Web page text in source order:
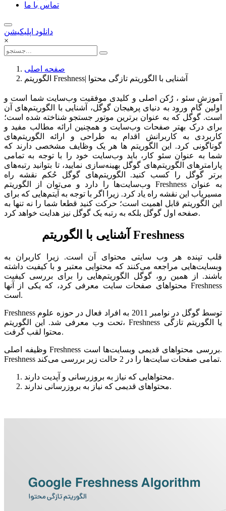
تماس با ما
دانلود اپلیکیشن
×
صفحه اصلی
الگوریتم Freshness| آشنایی با الگوریتم تازگی محتوا
آموزش سئو ، رُکن اصلی و کلیدی موفقیت وب‌سایت شما است و
اولین گام ورود به دنیای پرهیجان گوگل، آشنایی با الگوریتم‌های آن
است. گوگل که به عنوان برترین موتور جستجو شناخته شده است؛
برای درک بهتر صفحات وب‌سایت و همچنین ارائه مطالب مفید و
کاربردی به کاربرانش اقدام به طراحی و ارائه الگوریتم‌های
گوناگونی کرد. این الگوریتم ها هر یک وظایف مشخصی دارند که
شما به عنوان سئو کار، باید وب‌سایت خود را با توجه به تمامی
پارامترهای الگوریتم‌های گوگل بهینه‌سازی نمایید، تا بتوانید رتبه‌های
برتر گوگل را کسب کنید. الگوریتم‌های گوگل حُکم نقشه راه
وب‌سایت‌ها را دارد و می‌توان از الگوریتم Freshness به عنوان
مسیریاب این نقشه راه یاد کرد. زیرا اگر با توجه به آیتم‌هایی که برای
این الگوریتم قابل اهمیت است؛ حرکت کنید قطعا شما را نه تنها به
صفحه اول گوگل بلکه به رتبه یک گوگل نیز هدایت خواهد کرد.
آشنایی با الگوریتم Freshness
قلب تپنده هر وب سایتی محتوای آن است. زیرا کاربران به
وبسایت‌هایی مراجعه می‌کنند که محتوایی معتبر و با کیفیت داشته
باشند. از همین رو، گوگل الگوریتم‌هایی را برای بررسی کیفیت
محتواهای صفحات سایت معرفی کرد، که یکی از آنها Freshness
است.
Freshness توسط گوگل در نوامبر 2011 به افراد فعال در حوزه علوم
تحت وب معرفی شد. این الگوریتم، Freshness یا الگوریتم تازگی
محتوا لقب گرفت.
وظیفه اصلی Freshness بررسی محتواهای قدیمی وبسایت‌ها است.
Freshness تمامی صفحات سایت‌ها را در 2 حالت زیر بررسی می‌کند.
محتواهایی که نیاز به بروزرسانی و آپدیت دارند.
محتواهای قدیمی که نیاز به بروزرسانی ندارند.